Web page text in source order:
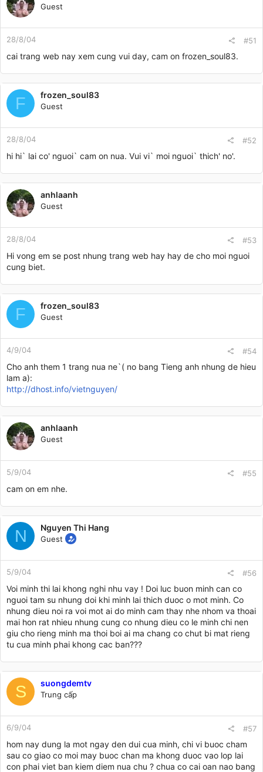
Guest
28/8/04 #51
cai trang web nay xem cung vui day, cam on frozen_soul83.
F frozen_soul83
Guest
28/8/04 #52
hi hi` lai co' nguoi` cam on nua. Vui vi` moi nguoi` thich' no'.
anhlaanh
Guest
28/8/04 #53
Hi vong em se post nhung trang web hay hay de cho moi nguoi
cung biet.
F frozen_soul83
Guest
4/9/04 #54
Cho anh them 1 trang nua ne`( no bang Tieng anh nhung de hieu
lam a):
http://dhost.info/vietnguyen/
anhlaanh
Guest
5/9/04 #55
cam on em nhe.
N Nguyen Thi Hang
Guest
5/9/04 #56
Voi minh thi lai khong nghi nhu vay ! Doi luc buon minh can co
nguoi tam su nhung doi khi minh lai thich duoc o mot minh. Co
nhung dieu noi ra voi mot ai do minh cam thay nhe nhom va thoai
mai hon rat nhieu nhung cung co nhung dieu co le minh chi nen
giu cho rieng minh ma thoi boi ai ma chang co chut bi mat rieng
tu cua minh phai khong cac ban???
S suongdemtv
Trung cấp
6/9/04 #57
hom nay dung la mot ngay den dui cua minh, chi vi buoc cham
sau co giao co moi may buoc chan ma khong duoc vao lop lai
con phai viet ban kiem diem nua chu ? chua co cai oan nao bang